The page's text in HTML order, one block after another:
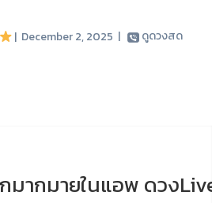
| December 2, 2025 | ดูดวงสด
ากมายในแอพ ดวง